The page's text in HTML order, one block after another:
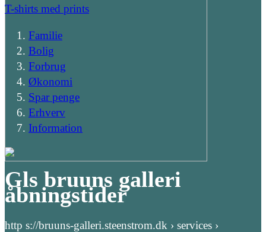
T-shirts med prints
Familie
Bolig
Forbrug
Økonomi
Spar penge
Erhverv
Information
Gls bruuns galleri
åbningstider
http s://bruuns-galleri.steenstrom.dk › services ›